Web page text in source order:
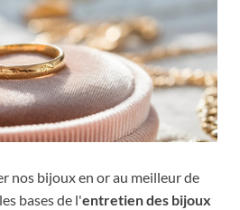
nos bijoux en or au meilleur de
bases de l'entretien des bijoux